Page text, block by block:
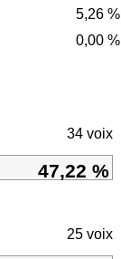
5,26 %
0,00 %
34 voix
47,22 %
25 voix